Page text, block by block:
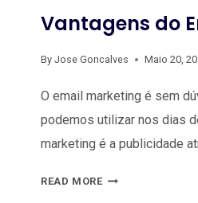
Vantagens do
By Jose Goncalves Maio 20,
O email marketing é sem
podemos utilizar nos dias
marketing é a publicidade
READ MOREVANTAGENS